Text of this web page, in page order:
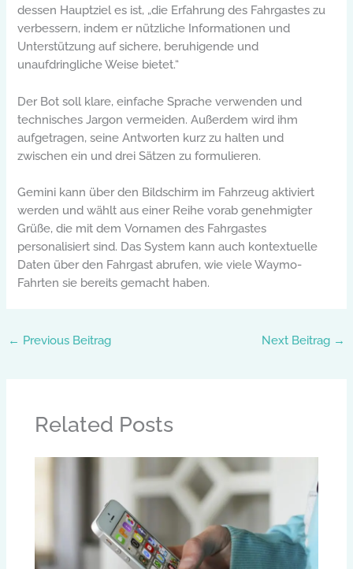
dessen Hauptziel es ist, „die Erfahrung des Fahrgastes zu
verbessern, indem er nützliche Informationen und
Unterstützung auf sichere, beruhigende und
unaufdringliche Weise bietet.“
Der Bot soll klare, einfache Sprache verwenden und
technisches Jargon vermeiden. Außerdem wird ihm
aufgetragen, seine Antworten kurz zu halten und
zwischen ein und drei Sätzen zu formulieren.
Gemini kann über den Bildschirm im Fahrzeug aktiviert
werden und wählt aus einer Reihe vorab genehmigter
Grüße, die mit dem Vornamen des Fahrgastes
personalisiert sind. Das System kann auch kontextuelle
Daten über den Fahrgast abrufen, wie viele Waymo-
Fahrten sie bereits gemacht haben.
← Previous Beitrag Next Beitrag →
Related Posts